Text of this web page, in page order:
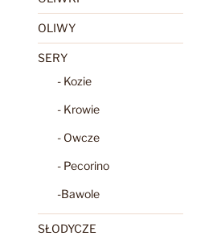
OLIWY
SERY
- Kozie
- Krowie
- Owcze
- Pecorino
-Bawole
SŁODYCZE